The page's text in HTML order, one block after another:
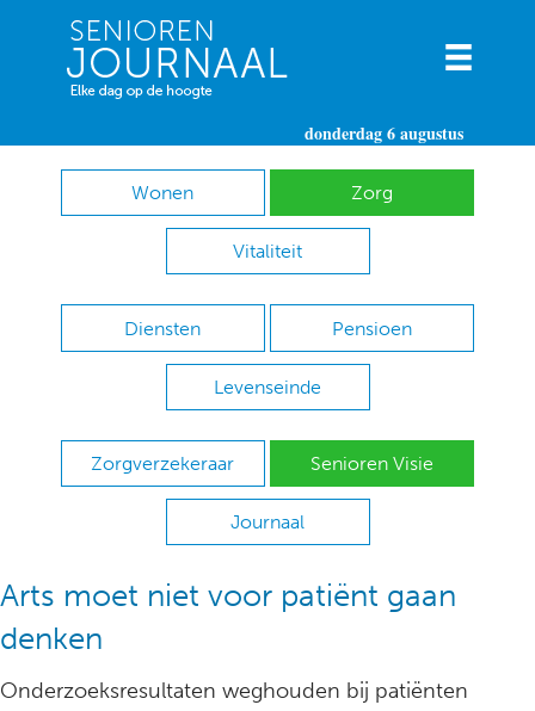
donderdag 6 augustus
Wonen Zorg
Vitaliteit
Diensten Pensioen
Levenseinde
Zorgverzekeraar Senioren Visie
Journaal
Arts moet niet voor patiënt gaan
denken
Onderzoeksresultaten weghouden bij patiënten